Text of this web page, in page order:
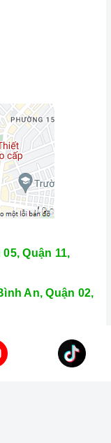
Quận 11,
An, Quận 02,